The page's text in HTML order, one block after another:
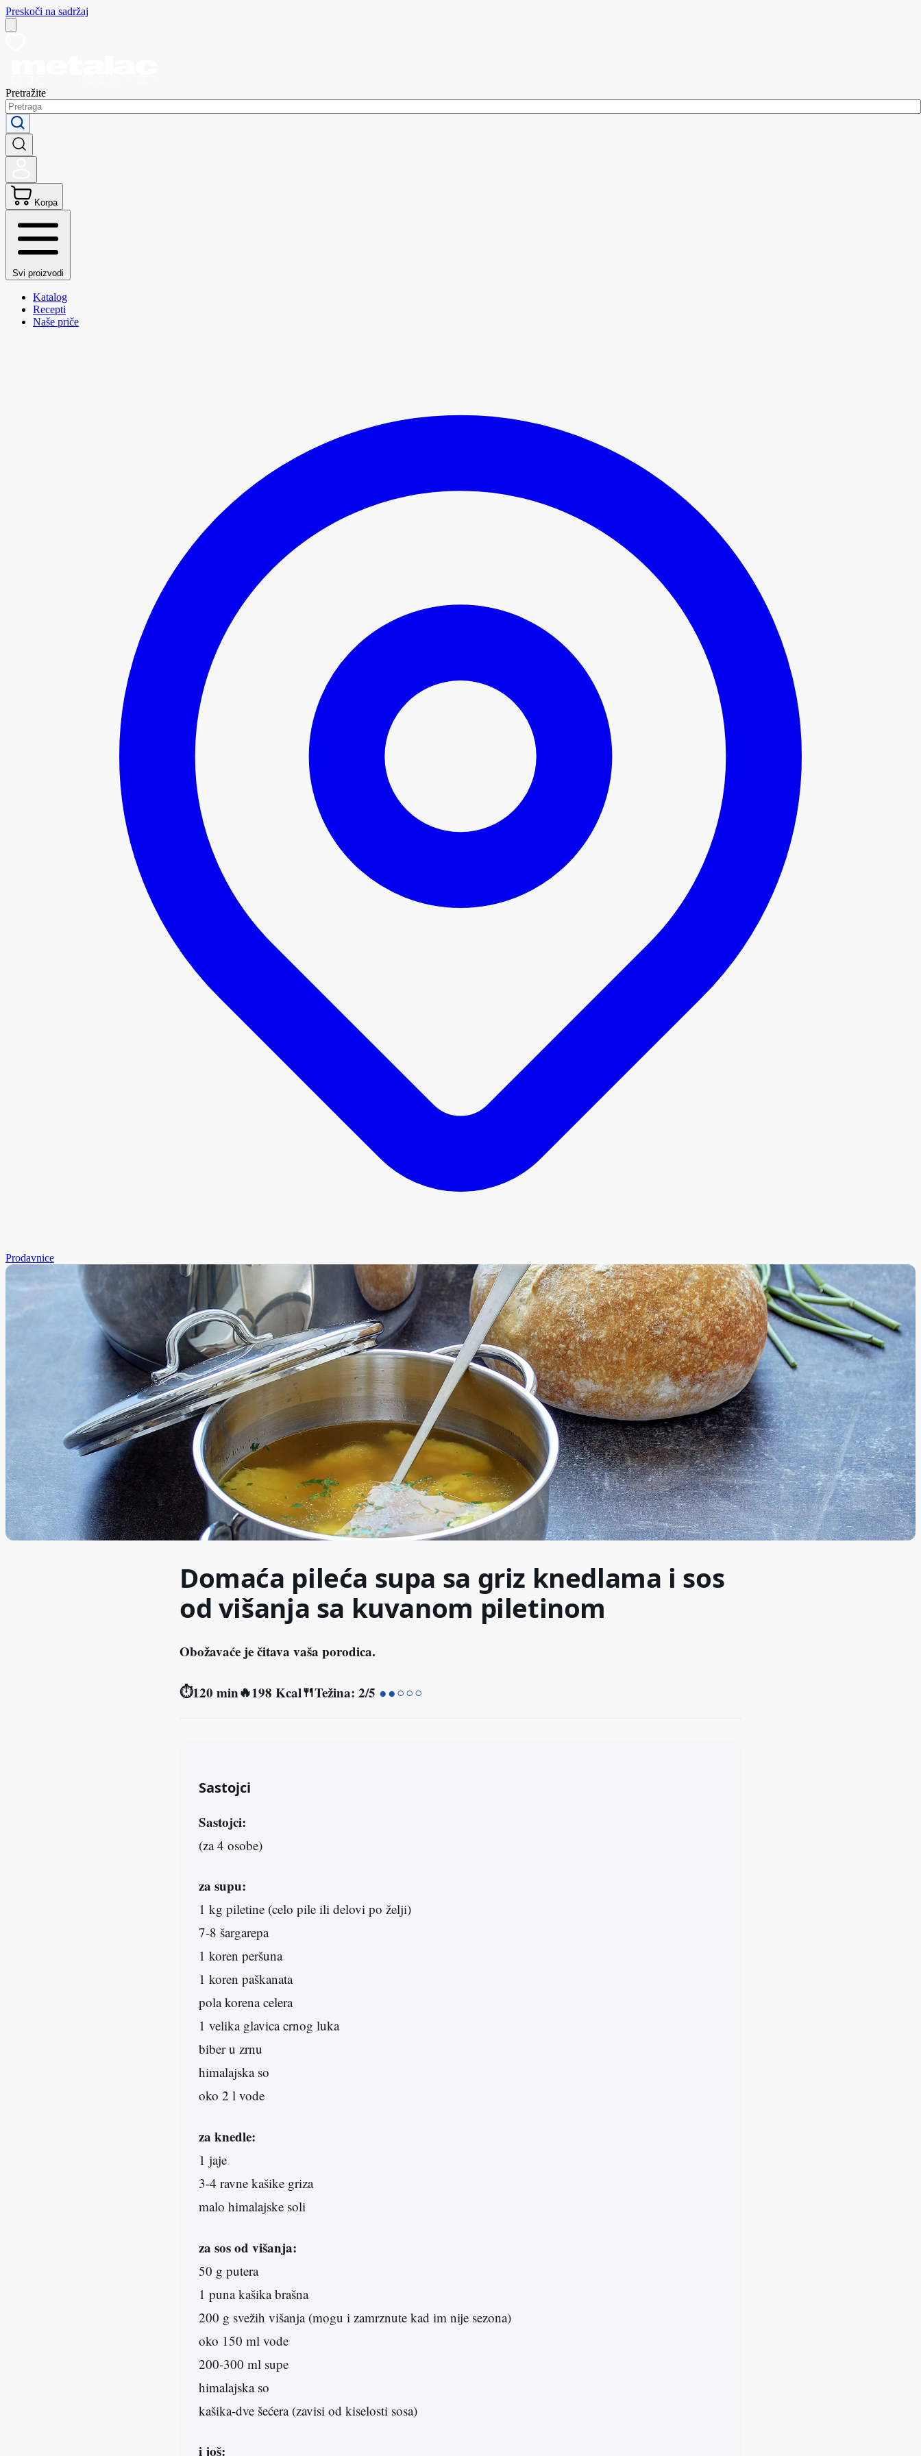
Preskoči na sadržaj
Pretražite
Korpa
Svi proizvodi
Katalog
Recepti
Naše priče
Prodavnice
Domaća pileća supa sa griz knedlama i sos
od višanja sa kuvanom piletinom
Obožavaće je čitava vaša porodica.
⏱120 min🔥198 Kcal🍴Težina: 2/5 ●●○○○
Sastojci
Sastojci:
(za 4 osobe)
za supu:
1 kg piletine (celo pile ili delovi po želji)
7-8 šargarepa
1 koren peršuna
1 koren paškanata
pola korena celera
1 velika glavica crnog luka
biber u zrnu
himalajska so
oko 2 l vode
za knedle:
1 jaje
3-4 ravne kašike griza
malo himalajske soli
za sos od višanja:
50 g putera
1 puna kašika brašna
200 g svežih višanja (mogu i zamrznute kad im nije sezona)
oko 150 ml vode
200-300 ml supe
himalajska so
kašika-dve šećera (zavisi od kiselosti sosa)
i još: